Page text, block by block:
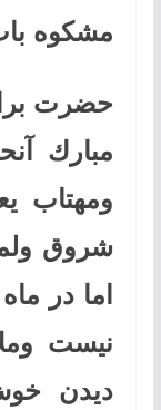
مشكوه
حضرت
مبارك
ومهتاب
شروق
اما در
نيست
ديدن